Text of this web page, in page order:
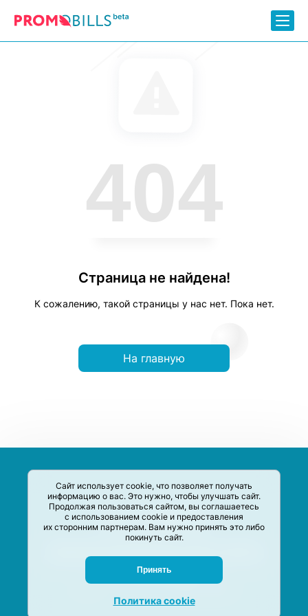
Сайт использует cookie, что позволяет получать
информацию о вас. Это нужно, чтобы улучшать сайт.
Продолжая пользоваться сайтом, вы соглашаетесь
с использованием cookie и предоставления
их сторонним партнерам. Вам нужно принять это либо
покинуть сайт.
Принять
Политика cookie
404
Страница не найдена!
К сожалению, такой страницы у нас нет. Пока нет.
На главную
систематизации акций и скидок на товары и услуги в РФ
Задать вопрос
© M-Social production 2020 –2026